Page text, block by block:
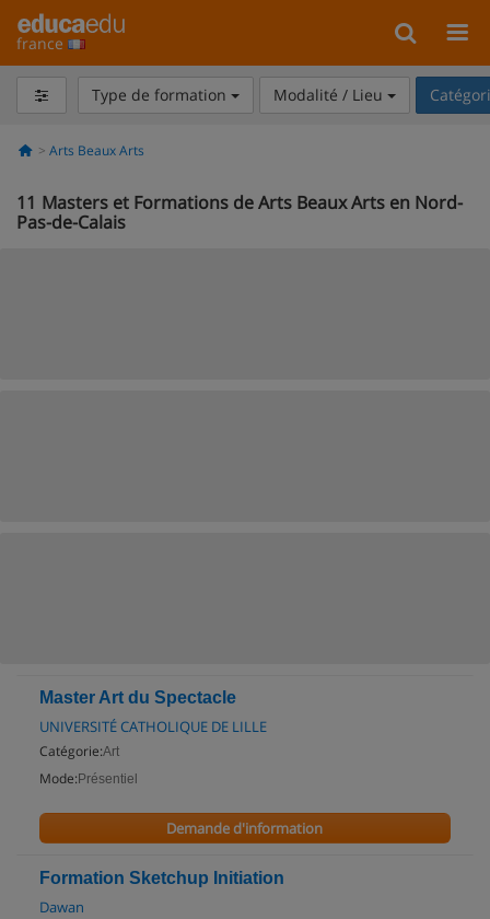
france
Type de formation Modalité / Lieu
Arts Beaux Arts
11 Masters et Formations de Arts Beaux Arts en Nord-
Pas-de-Calais
Master Art du Spectacle
UNIVERSITÉ CATHOLIQUE DE LILLE
Catégorie:Art
Mode: Présentiel
Demande d'information
Formation Sketchup Initiation
Dawan